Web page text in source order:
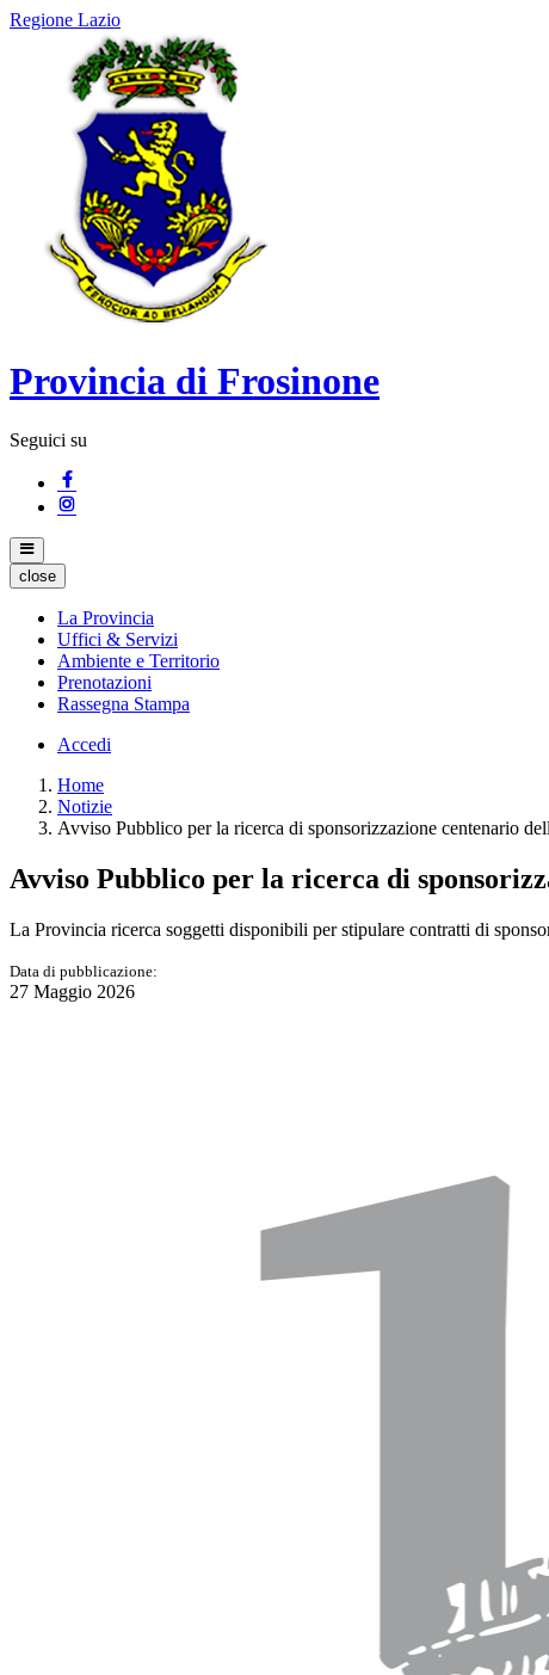
Regione Lazio
Provincia di Frosinone
Seguici su
close
La Provincia
Uffici & Servizi
Ambiente e Territorio
Prenotazioni
Rassegna Stampa
Accedi
Home
Notizie
Avviso Pubblico per la ricerca di sponsorizzazione centenario
Avviso Pubblico per la ricerca di
La Provincia ricerca soggetti disponibili per stipulare contratti di
Data di pubblicazione:
27 Maggio 2026